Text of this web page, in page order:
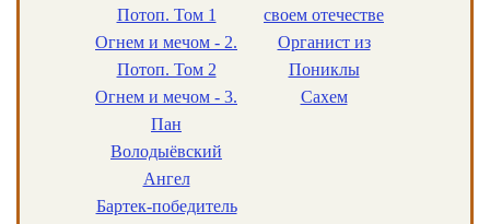
Потоп. Том 1
Огнем и мечом - 2.
Потоп. Том 2
Огнем и мечом - 3.
Пан
Володыёвский
Ангел
Бартек-победитель
своем отечестве
Органист из
Пониклы
Сахем